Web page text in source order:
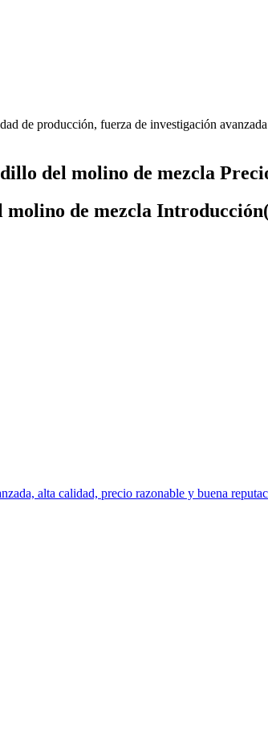
de producción, fuerza de investigación
del molino de mezcla
molino de mezcla
alta calidad, precio razonable y buena